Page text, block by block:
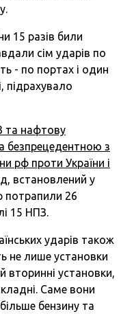
15 разів били
сім ударів по
- по портах і один
підрахувало
та нафтову
безпрецедентною з
рф проти України і
, встановлений у
потрапили 26
15 НПЗ.
ударів також
не лише установки
вторинні установки,
Саме вони
бензину та